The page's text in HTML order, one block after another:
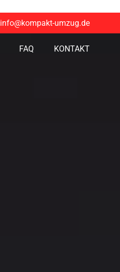
info@kompakt-umzug.de
FAQ KONTAKT